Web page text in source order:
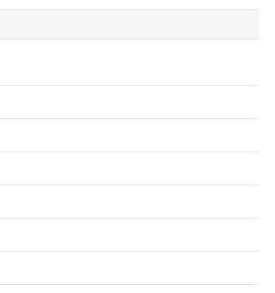
Din
Zone
Suntem